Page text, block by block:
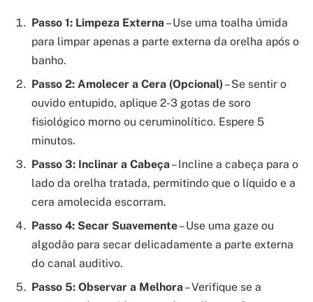
Passo 1: Limpeza Externa– Use uma toalha úmida
para limpar apenas a parte externa da orelha após o
banho.
Passo 2: Amolecer a Cera (Opcional) – Se sentir o
ouvido entupido, aplique 2-3 gotas de soro
fisiológico morno ou ceruminolítico. Espere 5
minutos.
Passo 3: Inclinar a Cabeça– Incline a cabeça para o
lado da orelha tratada, permitindo que o líquido e a
cera amolecida escorram.
Passo 4: Secar Suavemente– Use uma gaze ou
algodão para secar delicadamente a parte externa
do canal auditivo.
Passo 5: Observar a Melhora– Verifique se a